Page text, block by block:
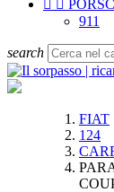
 
911
search
FIAT
124